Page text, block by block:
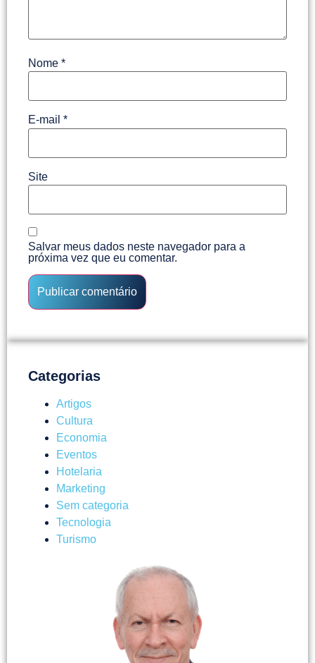
Nome *
E-mail *
Site
Salvar meus dados neste navegador para a
próxima vez que eu comentar.
Categorias
Artigos
Cultura
Economia
Eventos
Hotelaria
Marketing
Sem categoria
Tecnologia
Turismo